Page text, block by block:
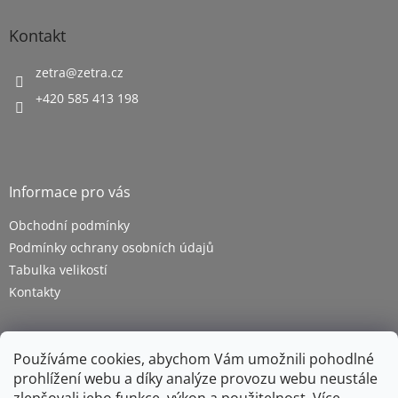
Používáme cookies, abychom Vám umožnili pohodlné
prohlížení webu a díky analýze provozu webu neustále
Kontakt
zetra@zetra.cz
+420 585 413 198
Informace pro vás
Obchodní podmínky
Podmínky ochrany osobních údajů
Tabulka velikostí
Kontakty